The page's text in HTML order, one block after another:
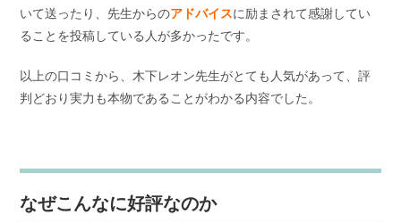
いて送ったり、先生からのアドバイスに励まされて感謝してい
ることを投稿している人が多かったです。
以上の口コミから、木下レオン先生がとても人気があって、評
判どおり実力も本物であることがわかる内容でした。
なぜこんなに好評なのか